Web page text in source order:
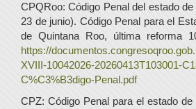
CPQRoo: Código Penal del estado
23 de junio). Código Penal para el
de Quintana Roo, última reforma
https://
XVIII-10042026-20260413T103001-
C%C3%B3digo-Penal.pdf
CPZ: Código Penal para el estado